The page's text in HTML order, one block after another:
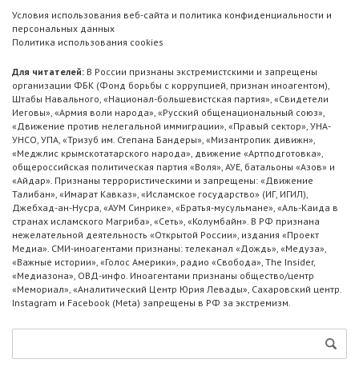
Условия использования веб-сайта и политика конфиденциальности и
персональных данных
Политика использования cookies
Для читателей: В России признаны экстремистскими и запрещены
организации ФБК (Фонд борьбы с коррупцией, признан иноагентом),
Штабы Навального, «Национал-большевистская партия», «Свидетели
Иеговы», «Армия воли народа», «Русский общенациональный союз»,
«Движение против нелегальной иммиграции», «Правый сектор», УНА-
УНСО, УПА, «Тризуб им. Степана Бандеры», «Мизантропик дивижн»,
«Меджлис крымскотатарского народа», движение «Артподготовка»,
общероссийская политическая партия «Воля», АУЕ, батальоны «Азов» и
«Айдар». Признаны террористическими и запрещены: «Движение
Талибан», «Имарат Кавказ», «Исламское государство» (ИГ, ИГИЛ),
Джебхад-ан-Нусра, «АУМ Синрике», «Братья-мусульмане», «Аль-Каида в
странах исламского Магриба», «Сеть», «Колумбайн». В РФ признана
нежелательной деятельность «Открытой России», издания «Проект
Медиа». СМИ-иноагентами признаны: телеканал «Дождь», «Медуза»,
«Важные истории», «Голос Америки», радио «Свобода», The Insider,
«Медиазона», ОВД-инфо. Иноагентами признаны общество/центр
«Мемориал», «Аналитический Центр Юрия Левады», Сахаровский центр.
Instagram и Facebook (Metа) запрещены в РФ за экстремизм.